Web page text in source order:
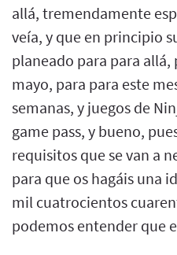
allá, tremendamente
veía, y que en principio
planeado para para
mayo, para para este
semanas, y juegos de
game pass, y bueno,
requisitos que se van a
para que os hagáis una
mil cuatrocientos
podemos entender que